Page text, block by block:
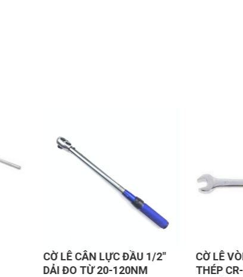
CỜ LÊ CÂN LỰC ĐẦU 1/2"
DẢI ĐO TỪ 20-120NM
CỜ LÊ
THÉP